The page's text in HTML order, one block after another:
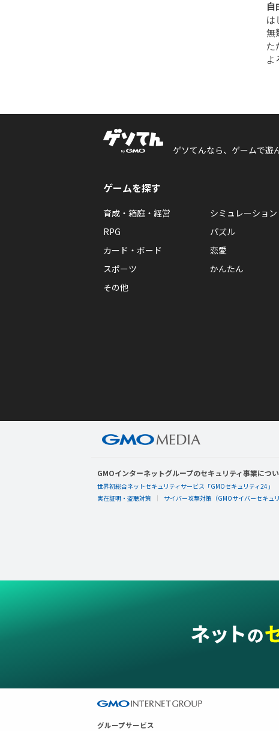
自
は
無
た
よ
ゲソてんなら、ゲームで遊
ゲームを探す
育成・箱庭・経営
シミュレーション
RPG
パズル
カード・ボード
恋愛
スポーツ
かんたん
その他
GMOインターネットグループのセキュリティ事業につ
世界初総合ネットセキュリティサービス「GMOセキュリティ24」
実在証明・盗聴対策
サイバー攻撃対策（GMOサイバーセキュ
グループサービス